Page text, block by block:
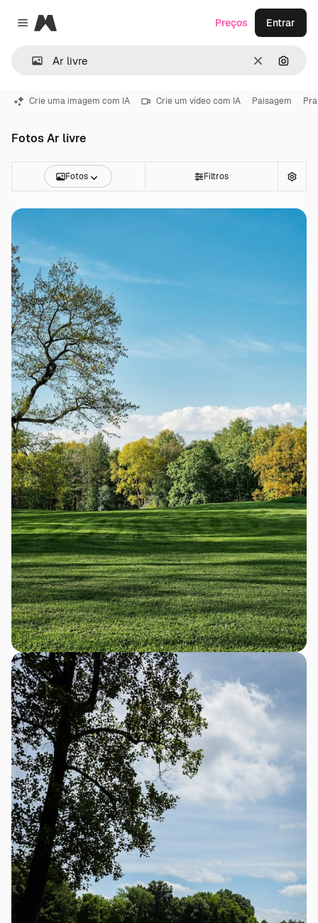
Close menu
Magnific
Limpar
Preços Entrar
Crie uma imagem com IA Crie um vídeo com IA Paisagem
Fotos Ar livre
Fotos Filtros